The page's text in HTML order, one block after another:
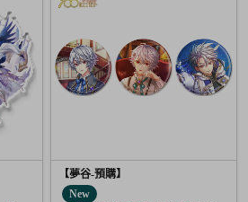
【夢谷-預購】
New